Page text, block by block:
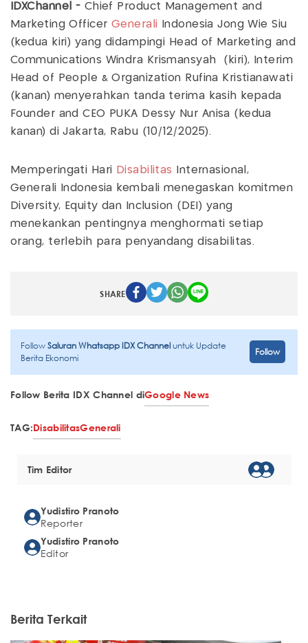
IDXChannel - Chief Product Management and
Marketing Officer Generali Indonesia Jong Wie Siu
(kedua kiri) yang didampingi Head of Marketing and
Communications Windra Krismansyah (kiri), Interim
Head of People & Organization Rufina Kristianawati
(kanan) menyerahkan tanda terima kasih kepada
Founder and CEO PUKA Dessy Nur Anisa (kedua
kanan) di Jakarta, Rabu (10/12/2025).
Memperingati Hari Disabilitas
Internasional,
Generali Indonesia kembali menegaskan komitmen
Diversity, Equity dan Inclusion (DEI) yang
menekankan pentingnya menghormati setiap
orang, terlebih para penyandang disabilitas.
SHARE
FollowSaluran Whatsapp IDX Channeluntuk Update
Berita Ekonomi
Follow
Follow Berita IDX Channel diGoogle News
TAG:DisabilitasGenerali
Tim Editor
Yudistiro Pranoto
Reporter
Yudistiro Pranoto
Editor
Berita Terkait